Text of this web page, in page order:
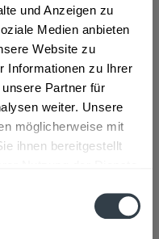
und Anzeigen zu
Medien anbieten
Website zu
Informationen zu Ihrer
Partner für
weiter. Unsere
möglicherweise mit
ihnen bereitgestellt